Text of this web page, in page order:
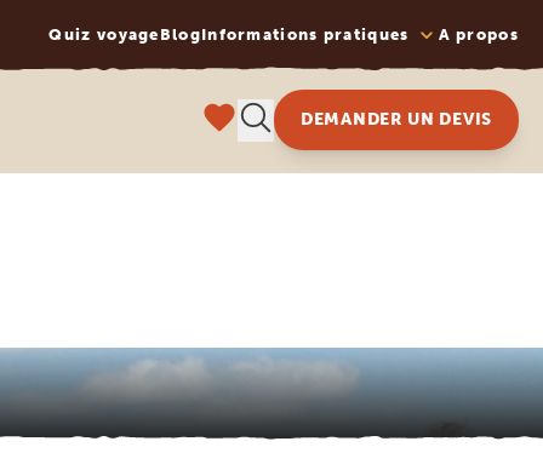
Quiz voyage BlogInformations pratiques A propos
DEMANDER UN DEVIS